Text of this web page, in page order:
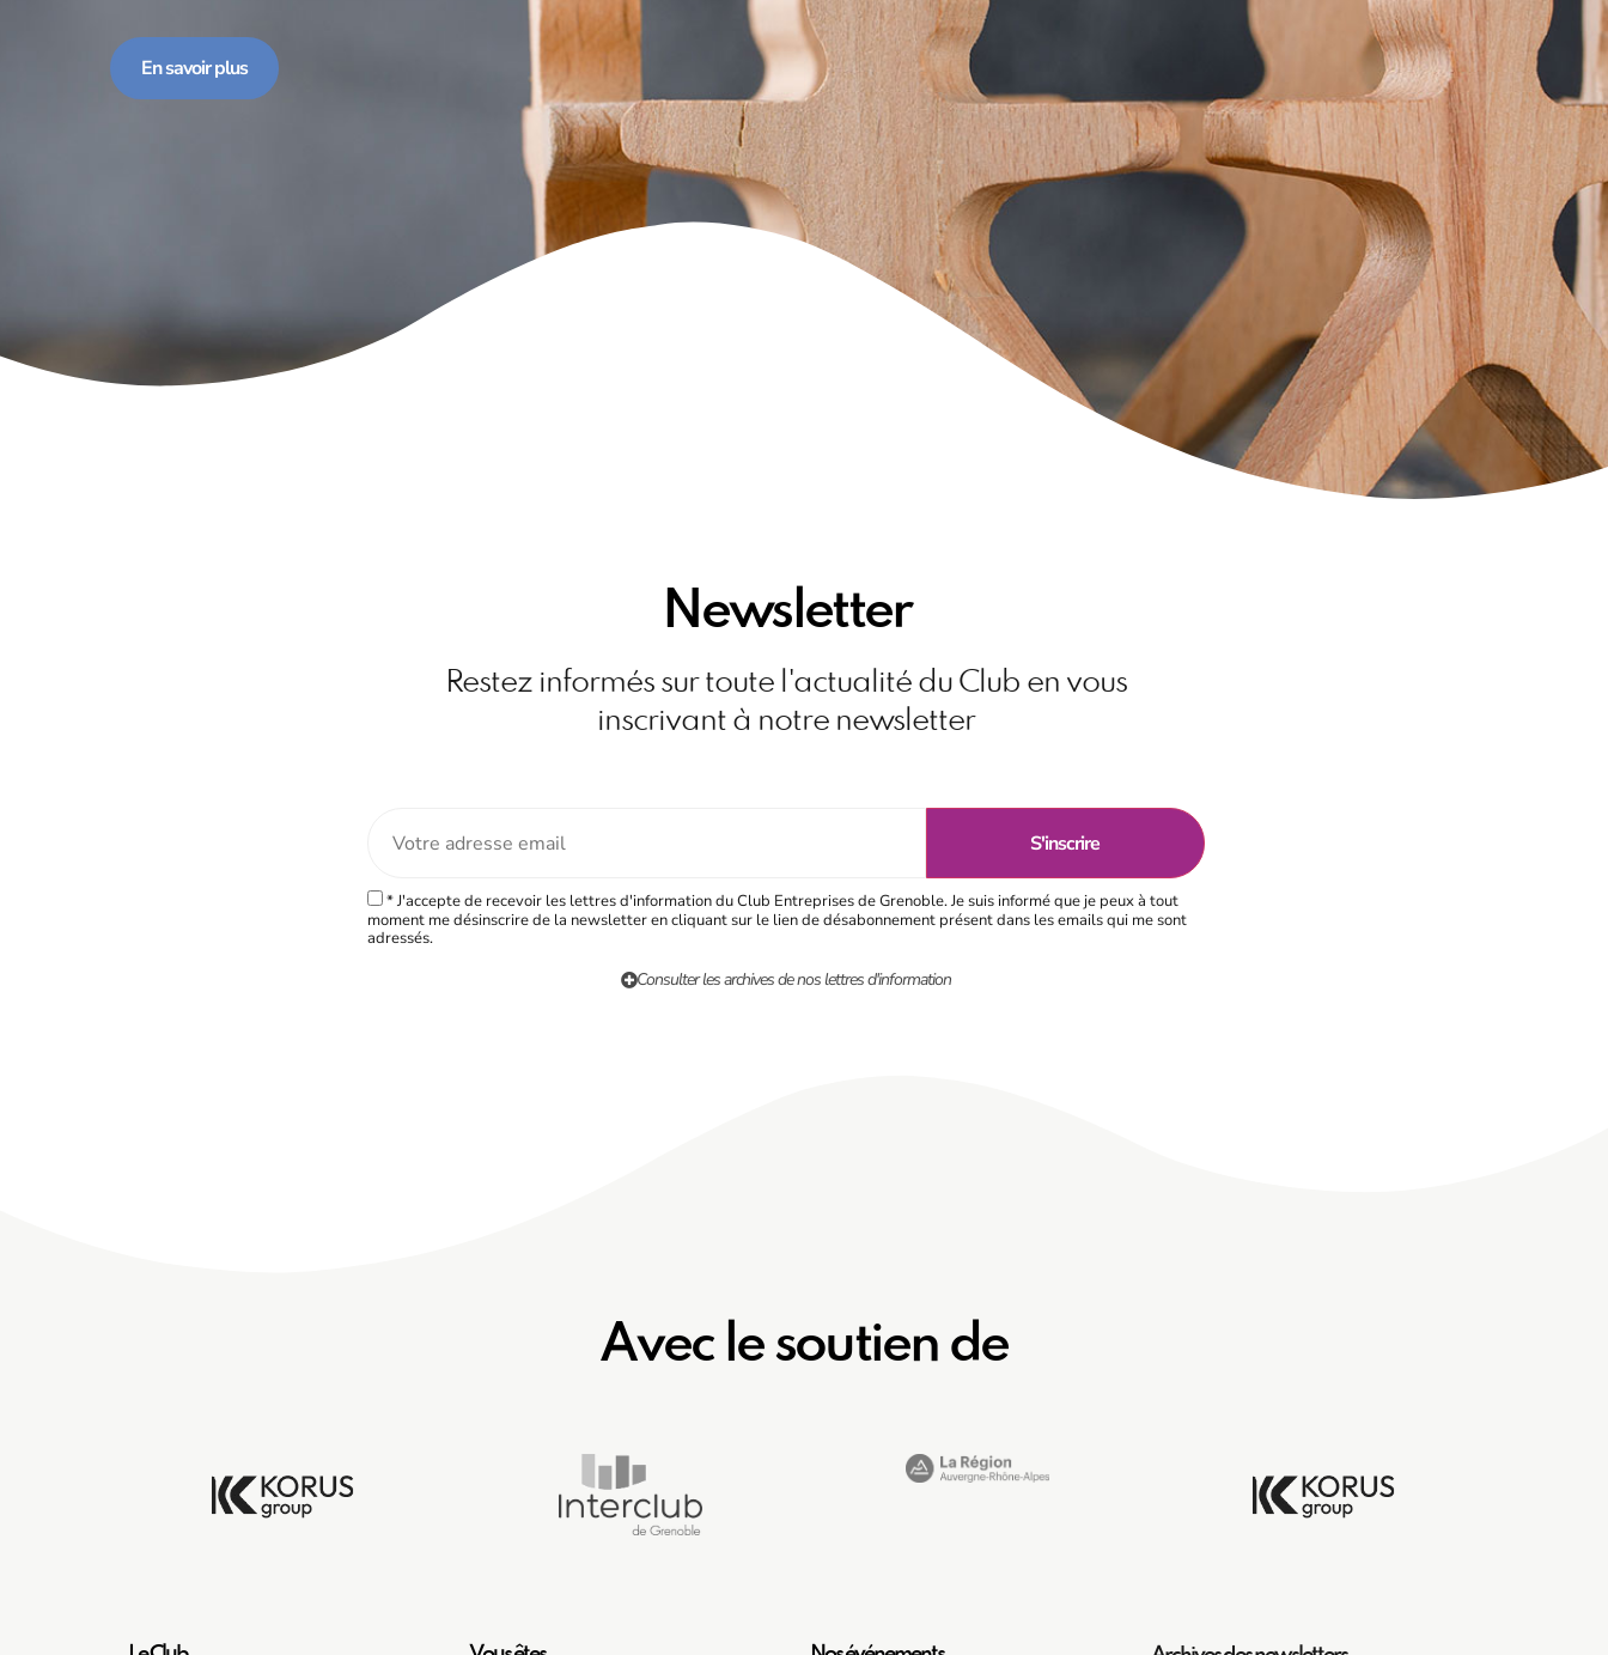
En savoir plus
Newsletter
Restez informés sur toute l'actualité du Club en vous
inscrivant à notre newsletter
* J'accepte de recevoir les lettres d'information du Club Entreprises de Grenoble. Je suis informé que je peux à tout
moment me désinscrire de la newsletter en cliquant sur le lien de désabonnement présent dans les emails qui me sont
adressés.
Consulter les archives de nos lettres d'information
Avec le soutien de